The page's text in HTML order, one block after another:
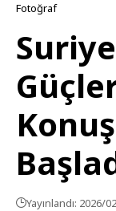
Fotoğraf
Yayınlandı: 2026/